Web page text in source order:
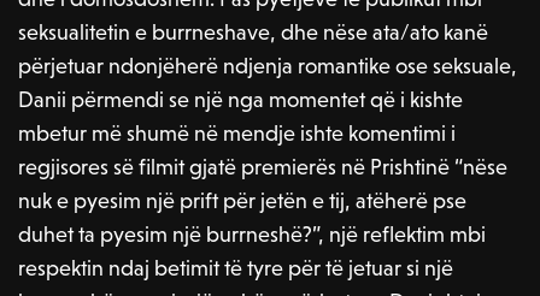
seksualitetin e burrneshave, dhe nëse ata/ato kanë
përjetuar ndonjëherë ndjenja romantike ose seksuale,
Danii përmendi se një nga momentet që i kishte
mbetur më shumë në mendje ishte komentimi i
regjisores së filmit gjatë premierës në Prishtinë “nëse
nuk e pyesim një prift për jetën e tij, atëherë pse
duhet ta pyesim një burrneshë?”, një reflektim mbi
respektin ndaj betimit të tyre për të jetuar si një